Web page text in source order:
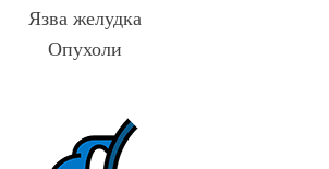
Язва желудка
Опухоли